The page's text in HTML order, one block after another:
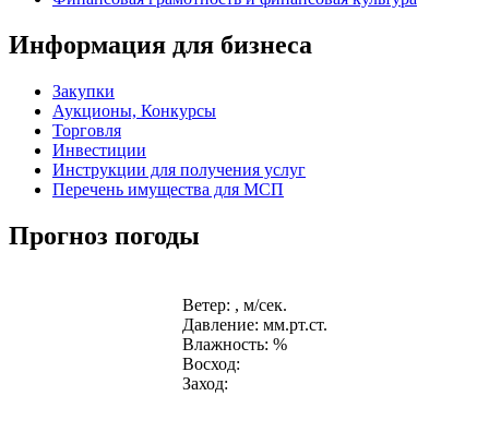
Информация для бизнеса
Закупки
Аукционы, Конкурсы
Торговля
Инвестиции
Инструкции для получения услуг
Перечень имущества для МСП
Прогноз погоды
Ветер: , м/сек.
Давление: мм.рт.ст.
Влажность: %
Восход:
Заход: